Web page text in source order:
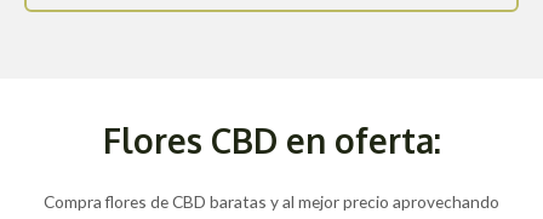
Flores CBD en oferta:
Compra flores de CBD baratas y al mejor precio aprovechando